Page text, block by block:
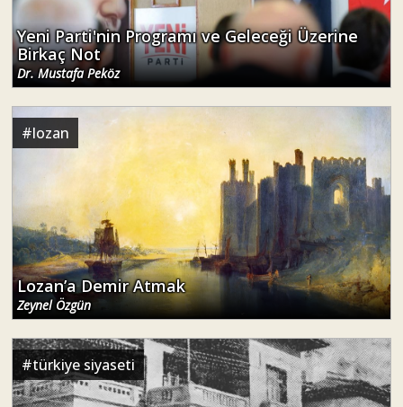
#lozan
Lozan’a Demir Atmak
Zeynel Özgün
#türkiye siyaseti